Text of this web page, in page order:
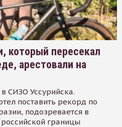
который пересекал
арестовали на
СИЗО Уссурийска.
поставить рекорд по
подозревается в
границы